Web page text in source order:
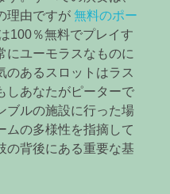
理由ですが 無料のポー
100％無料でプレイす
にユーモラスなものに
のあるスロットはラス
しあなたがピーターで
ブルの施設に行った場
ムの多様性を指摘して
の背後にある重要な基